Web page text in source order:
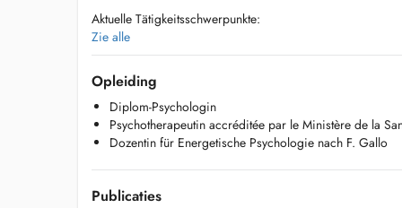
Aktuelle Tätigkeitsschwerpunkte:
Ausbilderin in Energetischer Psychologie nach Dr. Fred
Trainer+Supervisorin)
Dozentin für Hypnose beim IMHEL
Referentin und Supervisorin für psychosoziale und
ambulante Pflegeteams, Hospizdienste, psychosoziale
Psychotherapeuten und Seelsorgern; Spiritual Care;
Zie alle
Opleiding
Diplom-Psychologin
Psychotherapeutin accréditée par le Ministère de la
Dozentin für Energetische Psychologie nach F. Gallo
Publicaties